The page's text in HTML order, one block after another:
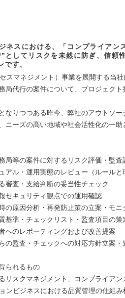
ネスにおける、「コンプライアン
としてリスクを未然に防ぎ、信頼
です。
スマネジメント）事業を展開する当
局代行の案件について、プロジェク
なりつつある昨今、弊社のアウトソ
ニーズの高い地域や社会活性化の一助
局等の案件に対するリスク評価・監査
アル・運用実態のレビュー（ルールと
審査・支給判断の妥当性チェック
セキュリティ観点での運用確認
の原因分析・再発防止策の立案・モニ
基準・チェックリスト・監査項目の策
へのレポーティングおよび改善提案
の監査・チェックへの対応方針立案・
られるもの
リスクマネジメント、コンプライアン
ンビジネスにおける品質管理の仕組